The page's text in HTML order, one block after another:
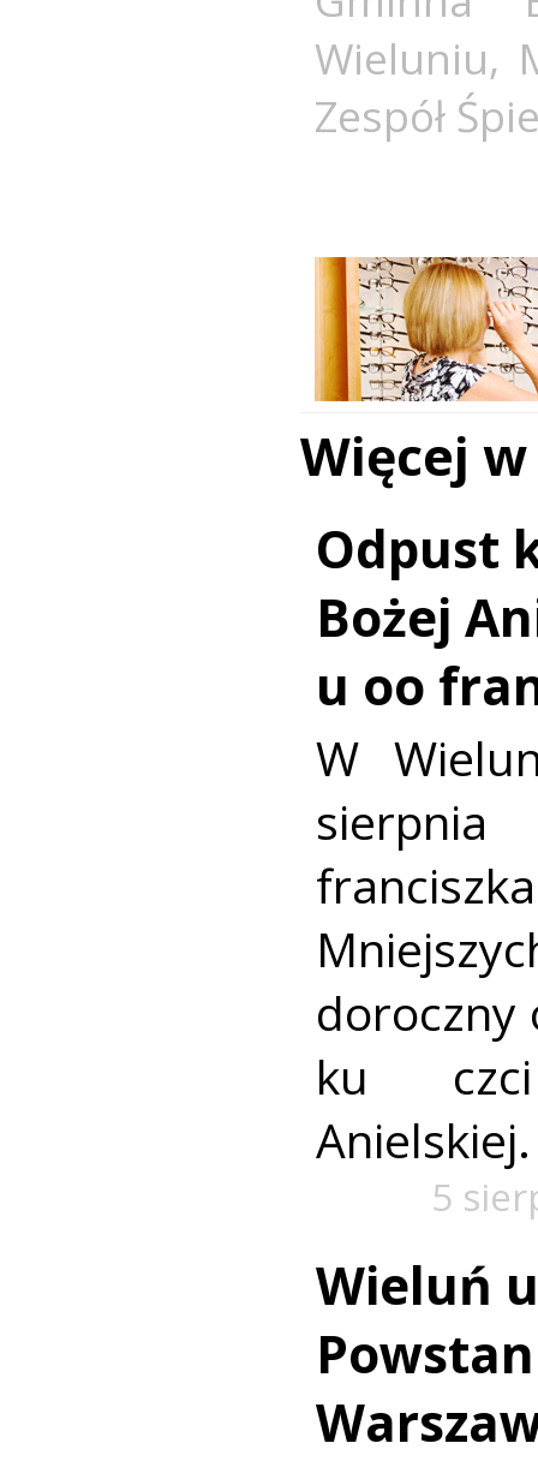
Wieluniu,
Zespół
Więcej
Odpust
Bożej
u oo
W
doroczny
ku
Anielskiej.
5
Wieluń